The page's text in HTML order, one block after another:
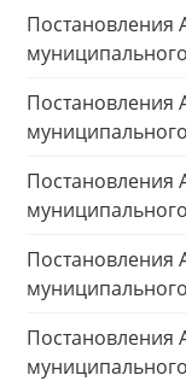
Постановления
Постановления
Постановления
Постановления
Постановления